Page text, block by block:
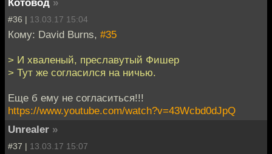
#36 | 13.03.17 15:04
Кому: David Burns, #35
> И хваленый, преславутый Фишер
> Тут же согласился на ничью.
Еще б ему не согласиться!!!
https://www.youtube.com/watch?v=43Wcbd0dJpQ
Unrealer »
#37 | 13.03.17 15:07